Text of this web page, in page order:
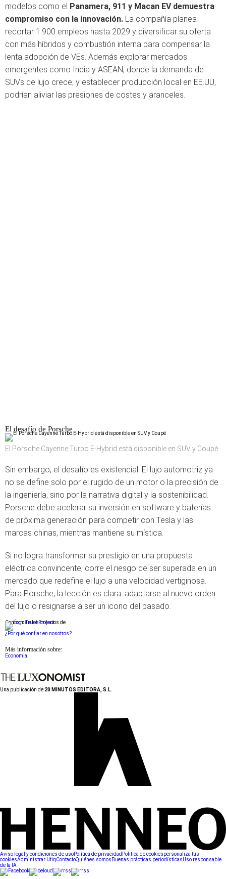
modelos como el Panamera, 911 y Macan EV demuestra
compromiso con la innovación. La compañía planea
recortar 1.900 empleos hasta 2029 y diversificar su oferta
con más híbridos y combustión interna para compensar la
lenta adopción de VEs. Además explorar mercados
emergentes como India y ASEAN, donde la demanda de
SUVs de lujo crece; y establecer producción local en EE.UU,
podrían aliviar las presiones de costes y aranceles.
El desafío de Porsche
El Porsche Cayenne Turbo E-Hybrid está disponible en SUV y Coupé
Sin embargo, el desafío es existencial. El lujo automotriz ya
no se define solo por el rugido de un motor o la precisión de
la ingeniería, sino por la narrativa digital y la sostenibilidad.
Porsche debe acelerar su inversión en software y baterías
de próxima generación para competir con Tesla y las
marcas chinas, mientras mantiene su mística.
Si no logra transformar su prestigio en una propuesta
eléctrica convincente, corre el riesgo de ser superada en un
mercado que redefine el lujo a una velocidad vertiginosa.
Para Porsche, la lección es clara: adaptarse al nuevo orden
del lujo o resignarse a ser un icono del pasado.
Conforme a los criterios de
¿Por qué confiar en nosotros?
Más información sobre:
Economia
Una publicación de:20 MINUTOS EDITORA, S.L.
Aviso legal y condiciones de usoPolítica de privacidad Política de cookiespersonaliza tus
cookiesAdministrar UtiqContactoQuiénes somos Buenas prácticas periodísticasUso responsable
de la IA